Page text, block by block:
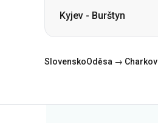
Kyjev - Burštyn
SlovenskoOděsa → Charkov